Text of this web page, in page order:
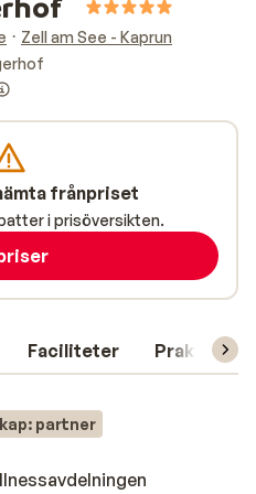
Zell am See - Kaprun
Faciliteter Praktisk
partner
frånpriset
i prisöversikten.